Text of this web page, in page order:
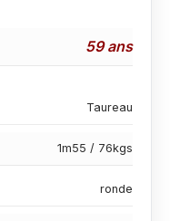
59 ans
Taureau
1m55 / 76kgs
ronde